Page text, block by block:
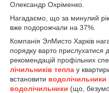
Олександр Охріменко.
Нагадаємо, що за минулий рік
вже подорожчали на 37%.
Компанія ЭлМисто Харків
порядку варто прислухатися
рекомендацій профільних
лічильників тепла у
встановити водолічильники
водолічильники (що,